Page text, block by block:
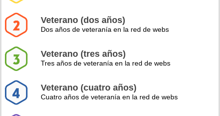
Veterano (dos años)
Dos años de veteranía en la red de webs
Veterano (tres años)
Tres años de veteranía en la red de webs
Veterano (cuatro años)
Cuatro años de veteranía en la red de webs